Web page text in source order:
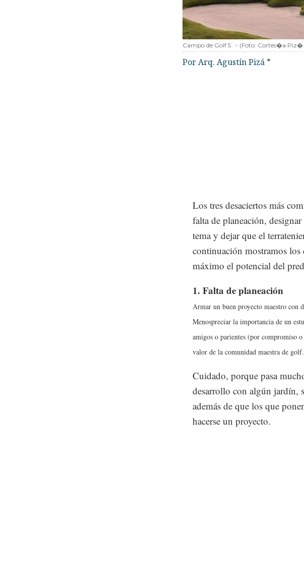
Campo de Golf 5 - (Foto: Cortes�a Piz�
Por Arq. Agustín Pizá *
Los tres desaciertos más
falta de planeación,
tema y dejar que el
continuación mostramos los
máximo el potencial del
1. Falta de planeación
Armar un buen proyecto maestro con
Menospreciar la importancia de un
amigos o parientes (por compromiso
valor de la comunidad maestra de golf.
Cuidado, porque pasa
desarrollo con algún jardín,
además de que los que
hacerse un proyecto.